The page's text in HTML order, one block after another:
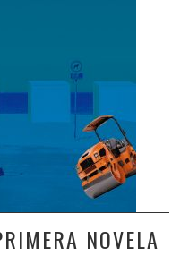
NOVELA